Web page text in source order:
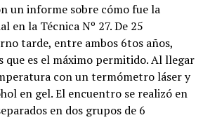
un informe sobre cómo fue la
en la Técnica Nº 27. De 25
tarde, entre ambos 6tos años,
que es el máximo permitido. Al llegar
con un termómetro láser y
en gel. El encuentro se realizó en
en dos grupos de 6